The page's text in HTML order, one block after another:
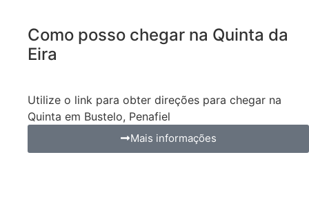
Como posso chegar na Quinta da
Eira
Utilize o link para obter direções para chegar na
Quinta em Bustelo, Penafiel
Mais informações